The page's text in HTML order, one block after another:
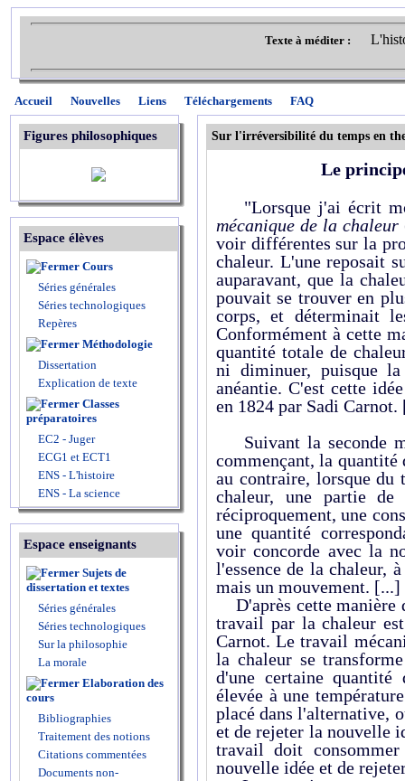
Texte à méditer :
Accueil Nouvelles Liens Téléchargements FAQ
Figures philosophiques
Espace élèves
Cours
Séries générales
Séries technologiques
Repères
Méthodologie
Dissertation
Explication de texte
Classes
préparatoires
EC2 - Juger
ECG1 et ECT1
ENS - L'histoire
ENS - La science
Espace enseignants
Sujets de
dissertation et textes
Séries générales
Séries technologiques
Sur la philosophie
La morale
Elaboration des
cours
Bibliographies
Traitement des notions
Citations commentées
Documents non-
Sur l'irréversibilité du temps en
Le
"Lorsque j'ai écrit
mécanique de la chaleur
voir différentes sur la
chaleur. L'une reposait
auparavant, que la
pouvait se trouver en
corps, et déterminait
Conformément à cette
quantité totale de
ni diminuer, puisque
anéantie. C'est cette
en 1824 par Sadi Carnot.
Suivant la seconde
commençant, la quantité
au contraire, lorsque du
chaleur, une partie
réciproquement, une
une quantité
voir concorde avec la
l'essence de la chaleur,
mais un mouvement. [...]
D'après cette manière
travail par la chaleur
Carnot. Le travail
la chaleur se
d'une certaine quantité
élevée à une
placé dans l'alternative,
et de rejeter la nouvelle
travail doit
nouvelle idée et de